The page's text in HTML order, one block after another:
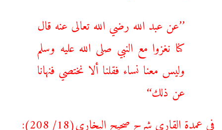
’’عن عبد الله رضي الله تعالى عنه قال
كنا نغزوا مع النبي صلى الله عليه وسلم
وليس معنا نساء فقلنا ‌ألا ‌نختصي فنهانا
عن ذلك‘‘
في عمدة القاري شرح صحيح البخاري(18/ 208):